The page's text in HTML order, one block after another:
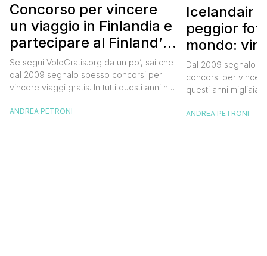
Concorso per vincere
un viaggio in Finlandia e
partecipare al Finland’s
Official Tasting
Se segui VoloGratis.org da un po’, sai che
dal 2009 segnalo spesso concorsi per
vincere viaggi gratis. In tutti questi anni ho
destinazioni incredibili grazie a queste
ANDREA PETRONI
Icelandair
peggior
mondo:
in Islanda
dollari
Dal 2009 segnalo
concorsi per
questi anni migliaia
segnalazioni
ANDREA PETRONI